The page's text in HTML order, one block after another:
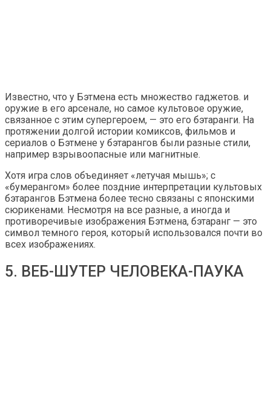
Известно, что у Бэтмена есть множество гаджетов. и
оружие в его арсенале, но самое культовое оружие,
связанное с этим супергероем, — это его бэтаранги. На
протяжении долгой истории комиксов, фильмов и
сериалов о Бэтмене у бэтарангов были разные стили,
например взрывоопасные или магнитные.
Хотя игра слов объединяет «летучая мышь»; с
«бумерангом» более поздние интерпретации культовых
бэтарангов Бэтмена более тесно связаны с японскими
сюрикенами. Несмотря на все разные, а иногда и
противоречивые изображения Бэтмена, бэтаранг — это
символ темного героя, который использовался почти во
всех изображениях.
5. ВЕБ-ШУТЕР ЧЕЛОВЕКА-ПАУКА